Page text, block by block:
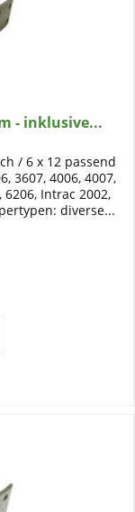
- inklusive...
/ 6 x 12 passend
3607, 4006, 4007,
6206, Intrac 2002,
diverse...